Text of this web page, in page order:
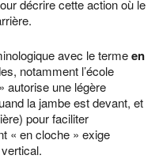
décrire cette action où le
avec le termeen
notamment l’école
autorise une légère
la jambe est devant, et
pour faciliter
« en cloche » exige